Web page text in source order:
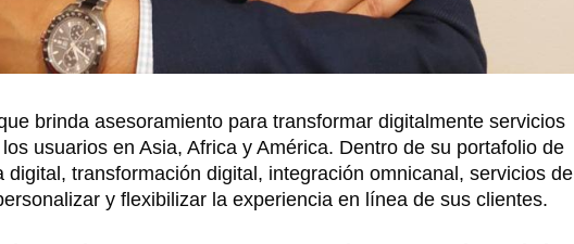
brinda asesoramiento para transformar digitalmente servicios
usuarios en Asia, Africa y América. Dentro de su portafolio de
transformación digital, integración omnicanal, servicios de
y flexibilizar la experiencia en línea de sus clientes.